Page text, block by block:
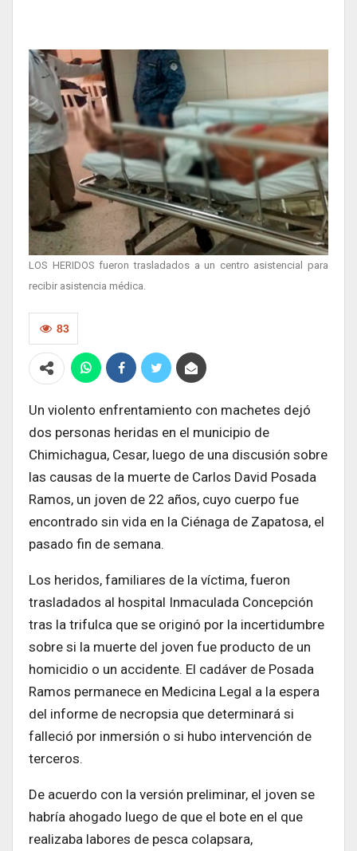
LOS HERIDOS fueron trasladados a un centro asistencial para
recibir asistencia médica.
83
Un violento enfrentamiento con machetes dejó
dos personas heridas en el municipio de
Chimichagua, Cesar, luego de una discusión sobre
las causas de la muerte de Carlos David Posada
Ramos, un joven de 22 años, cuyo cuerpo fue
encontrado sin vida en la Ciénaga de Zapatosa, el
pasado fin de semana.
Los heridos, familiares de la víctima, fueron
trasladados al hospital Inmaculada Concepción
tras la trifulca que se originó por la incertidumbre
sobre si la muerte del joven fue producto de un
homicidio o un accidente. El cadáver de Posada
Ramos permanece en Medicina Legal a la espera
del informe de necropsia que determinará si
falleció por inmersión o si hubo intervención de
terceros.
De acuerdo con la versión preliminar, el joven se
habría ahogado luego de que el bote en el que
realizaba labores de pesca colapsara,